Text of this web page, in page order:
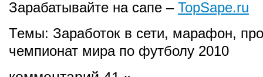
Зарабатывайте на сапе – TopSape.ru
Темы: Заработок в сети, марафон,
чемпионат мира по футболу 2010